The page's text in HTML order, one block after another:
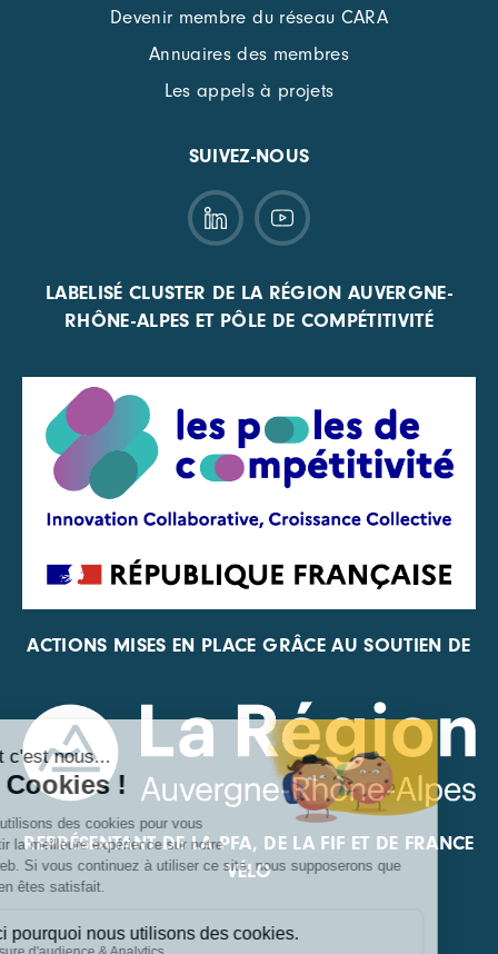
Devenir membre du réseau CARA
Annuaires des membres
Les appels à projets
SUIVEZ-NOUS
LABELISÉ CLUSTER DE LA RÉGION AUVERGNE-
RHÔNE-ALPES ET PÔLE DE COMPÉTITIVITÉ
ACTIONS MISES EN PLACE GRÂCE AU SOUTIEN DE
REPRÉSENTANT DE LA PFA, DE LA FIF ET DE FRANCE
VÉLO